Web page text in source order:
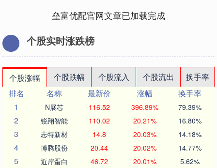
垒富优配官网文章已加载完成
个股实时涨跌榜
个股涨幅 个股跌幅 个股流入 个股流出
换手率
排名
名称 最新价 涨幅
换手率
1
N展芯 116.52 396.89% 79.39%
2 锐翔智能 110.02 20.21% 16.80%
3 志特新材 14.8 20.03% 14.18%
4 博腾股份 20.44 20.02% 14.77%
5 近岸蛋白 46.72 20.01% 5.62%